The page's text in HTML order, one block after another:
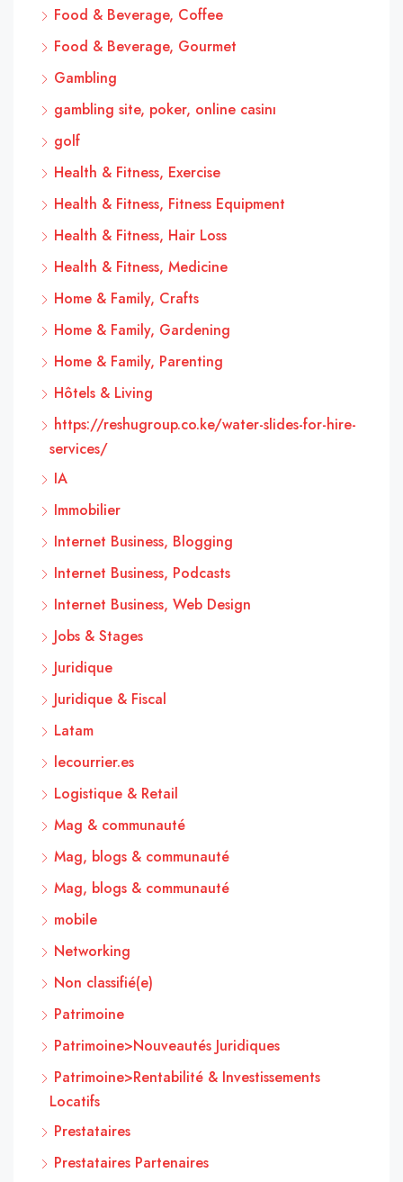
Food & Beverage, Coffee
Food & Beverage, Gourmet
Gambling
gambling site, poker, online casinı
golf
Health & Fitness, Exercise
Health & Fitness, Fitness Equipment
Health & Fitness, Hair Loss
Health & Fitness, Medicine
Home & Family, Crafts
Home & Family, Gardening
Home & Family, Parenting
Hôtels & Living
https://reshugroup.co.ke/water-slides-for-hire-
services/
IA
Immobilier
Internet Business, Blogging
Internet Business, Podcasts
Internet Business, Web Design
Jobs & Stages
Juridique
Juridique & Fiscal
Latam
lecourrier.es
Logistique & Retail
Mag & communauté
Mag, blogs & communauté
Mag, blogs & communauté
mobile
Networking
Non classifié(e)
Patrimoine
Patrimoine>Nouveautés Juridiques
Patrimoine>Rentabilité & Investissements
Locatifs
Prestataires
Prestataires Partenaires